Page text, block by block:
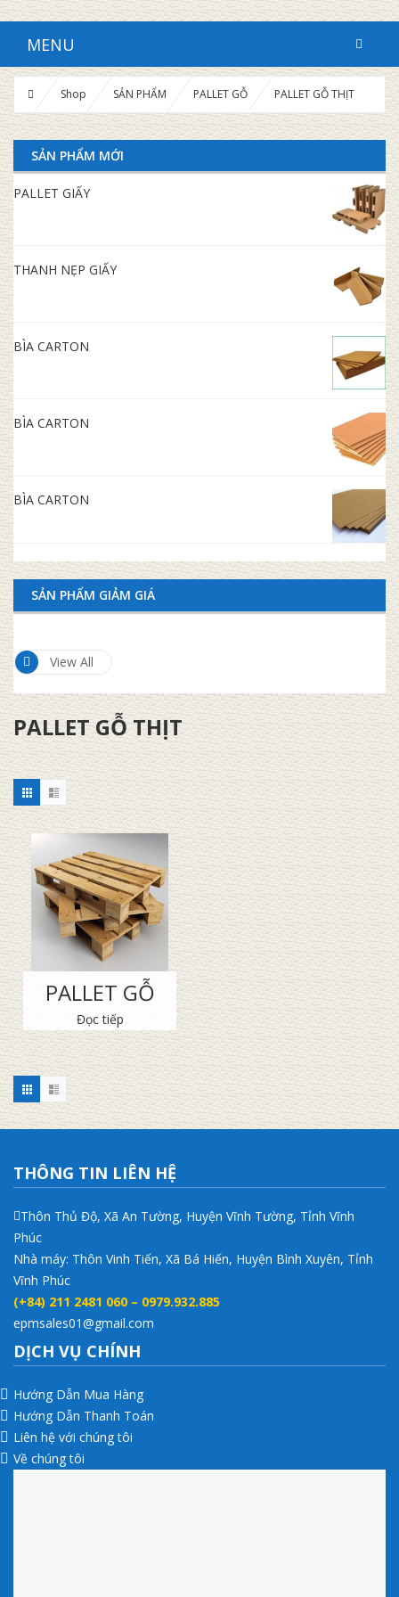
MENU
Shop SẢN PHẨM PALLET GỖ PALLET GỖ THỊT
SẢN PHẨM MỚI
PALLET GIẤY
THANH NẸP GIẤY
BÌA CARTON
BÌA CARTON
BÌA CARTON
SẢN PHẨM GIẢM GIÁ
View All
PALLET GỖ THỊT
PALLET GỖ
Đọc tiếp
THÔNG TIN LIÊN HỆ
Thôn Thủ Độ, Xã An Tường, Huyện Vĩnh Tường, Tỉnh Vĩnh
Phúc
Nhà máy: Thôn Vinh Tiến, Xã Bá Hiến, Huyện Bình Xuyên, Tỉnh
Vĩnh Phúc
(+84) 211 2481 060 – 0979.932.885
epmsales01@gmail.com
DỊCH VỤ CHÍNH
Hướng Dẫn Mua Hàng
Hướng Dẫn Thanh Toán
Liên hệ với chúng tôi
Về chúng tôi